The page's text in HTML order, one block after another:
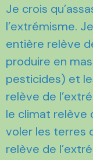
Je crois
l’extrémisme.
entière relève
produire en
pesticides) et
relève de
le climat relève
voler les terres
relève de